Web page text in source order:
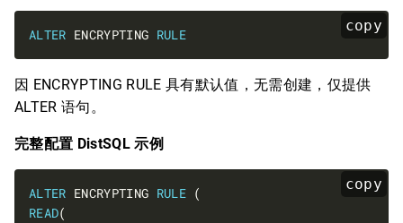
copy
ALTER ENCRYPTING RULE
因 ENCRYPTING RULE 具有默认值，无需创建，仅提供
ALTER 语句。
完整配置 DistSQL 示例
copy
ALTER ENCRYPTING RULE
READ